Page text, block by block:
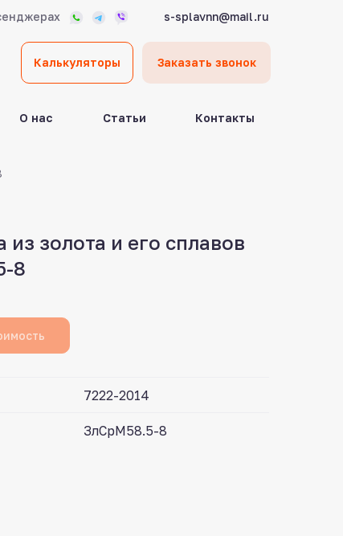
s-splavnn@mail.ru
Калькуляторы Заказать звонок
О нас Статьи Контакты
из золота и его сплавов
8
7222-2014
ЗлСрМ58.5-8